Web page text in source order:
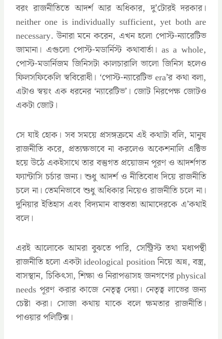
বরং রাজনীতিতে আদর্শ আর অধিকার, দু’টোরই দরকার।
neither one is individually sufficient, yet both are
necessary. উনারা মনে করেন, এখন হলো পোস্ট-ন্যারেটিভ
জামানা। এগুলো পোস্ট-মডার্নিস্ট কথাবার্তা। as a whole,
পোস্ট-মডার্নিজম জিনিসটা কালচারালি ভালো জিনিস হলেও
ফিলসফিকেলি স্ববিরোধী। ‘পোস্ট-ন্যারেটিভ era’র কথা বলা,
এটাও স্বয়ং এক ধরনের ‘ন্যারেটিভ’। জোট নিরপেক্ষ জোটও
একটা জোট।
সে যাই হোক। সব সময়ে প্রসঙ্গক্রমে এই কথাটা বলি, মানুষ
রাজনীতি করে, প্রত্যক্ষভাবে না করলেও অকেশনালি এক্টিভ
হয়ে উঠে একইসাথে তার বস্তুগত প্রয়োজন পূরণ ও আদর্শগত
ফ্যান্টাসি চর্চার জন্য। শুধু আদর্শ ও নীতিবোধ দিয়ে রাজনীতি
চলে না। তেমনিভাবে শুধু অধিকার নিয়েও রাজনীতি চলে না।
দুনিয়ার ইতিহাস এবং বিদ্যমান বাস্তবতা আমাদেরকে এ’কথাই
বলে।
এরই আলোকে আমরা বুঝতে পারি, সেন্ট্রিস্ট তথা মধ্যপন্থী
রাজনীতি হলো একটা ideological position নিয়ে অন্ন, বস্ত্র,
বাসস্থান, চিকিৎসা, শিক্ষা ও নিরাপত্তাসহ জনগণের physical
needs পূরণ করার কাজে নেতৃত্ব দেয়া। নেতৃত্ব লাভের জন্য
চেষ্টা করা। সোজা কথায় যাকে বলে ক্ষমতার রাজনীতি।
পাওয়ার পলিটিক্স।